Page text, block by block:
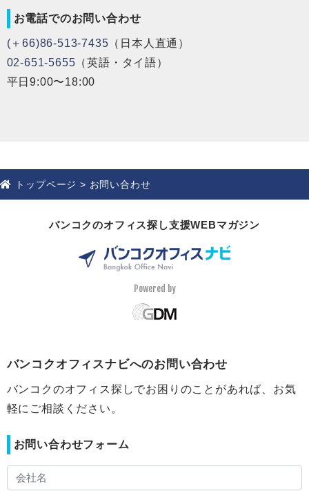
お電話でのお問い合わせ
(＋66)86-513-7435 （日本人直通）
02-651-5655 （英語・タイ語）
平日9:00〜18:00
トップページ > お問い合わせ
バンコクのオフィス探し支援WEBマガジン
Powered by
バンコクオフィスナビへのお問い合わせ
バンコクのオフィス探しでお困りのことがあれば、お気
軽にご相談ください。
お問い合わせフォーム